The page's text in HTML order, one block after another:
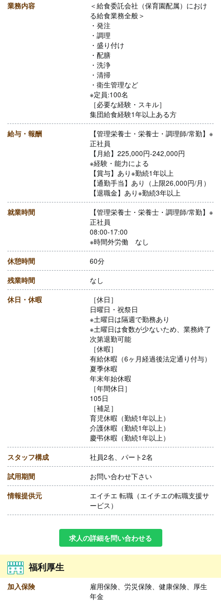
業務内容
＜給食委託会社（保育園配属）におけ
る給食業務全般＞
・発注
・調理
・盛り付け
・配膳
・洗浄
・清掃
・衛生管理など
※定員:100名
［必要な経験・スキル］
集団給食経験1年以上ある方
給与・報酬
【管理栄養士・栄養士・調理師/常勤】※
正社員
【月給】225,000円-242,000円
※経験・能力による
【賞与】あり※勤続1年以上
【通勤手当】あり（上限26,000円/月）
【退職金】あり※勤続3年以上
就業時間
【管理栄養士・栄養士・調理師/常勤】※
正社員
08:00-17:00
※時間外労働 なし
休憩時間 60分
残業時間 なし
休日・休暇
［休日］
日曜日・祝祭日
※土曜日は隔週で勤務あり
※土曜日は食数が少ないため、業務終了
次第退勤可能
［休暇］
有給休暇（6ヶ月経過後法定通り付与）
夏季休暇
年末年始休暇
［年間休日］
105日
［補足］
育児休暇（勤続1年以上）
介護休暇（勤続1年以上）
慶弔休暇（勤続1年以上）
スタッフ構成 社員2名、パート2名
試用期間 お問い合わせ下さい
情報提供元
エイチエ 転職（エイチエの転職支援サ
ービス）
求人の詳細を問い合わせる
福利厚生
加入保険
雇用保険、労災保険、健康保険、厚生
年金